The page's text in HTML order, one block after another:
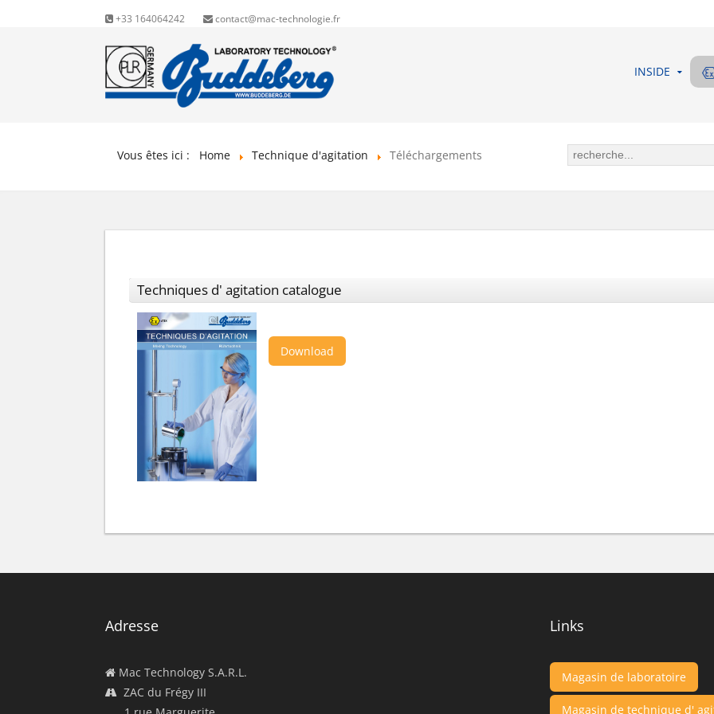
+33 164064242 contact@mac-technologie.fr
INSIDE
Vous êtes ici : Home Technique d'agitation Téléchargements
Techniques d' agitation catalogue
Download
Adresse
Mac Technology S.A.R.L.
ZAC du Frégy III
Links
Magasin de laboratoire
Magasin de technique d'